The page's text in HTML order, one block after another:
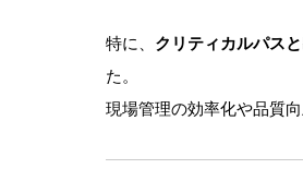
特に、 クリティカルパス
た。
現場管理の効率化や品質